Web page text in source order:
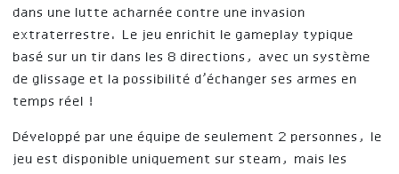
dans une lutte acharnée contre une invasion
extraterrestre. Le jeu enrichit le gameplay typique
basé sur un tir dans les 8 directions, avec un système
de glissage et la possibilité d’échanger ses armes en
temps réel !
Développé par une équipe de seulement 2 personnes, le
jeu est disponible uniquement sur steam, mais les